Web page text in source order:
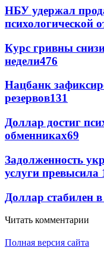
НБУ удержал
психологической
Курс гривны
недели476
Нацбанк
резервов131
Доллар достиг
обменниках69
Задолженность
услуги превысила
Доллар стабилен
Читать комментарии
Полная версия сайта